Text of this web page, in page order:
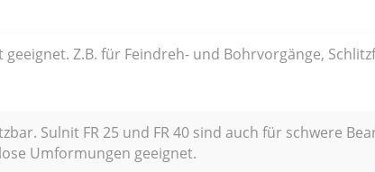
Z.B. für Feindreh- und Bohrvorgänge,
Sulnit FR 25 und FR 40 sind auch für schwere
Umformungen geeignet.